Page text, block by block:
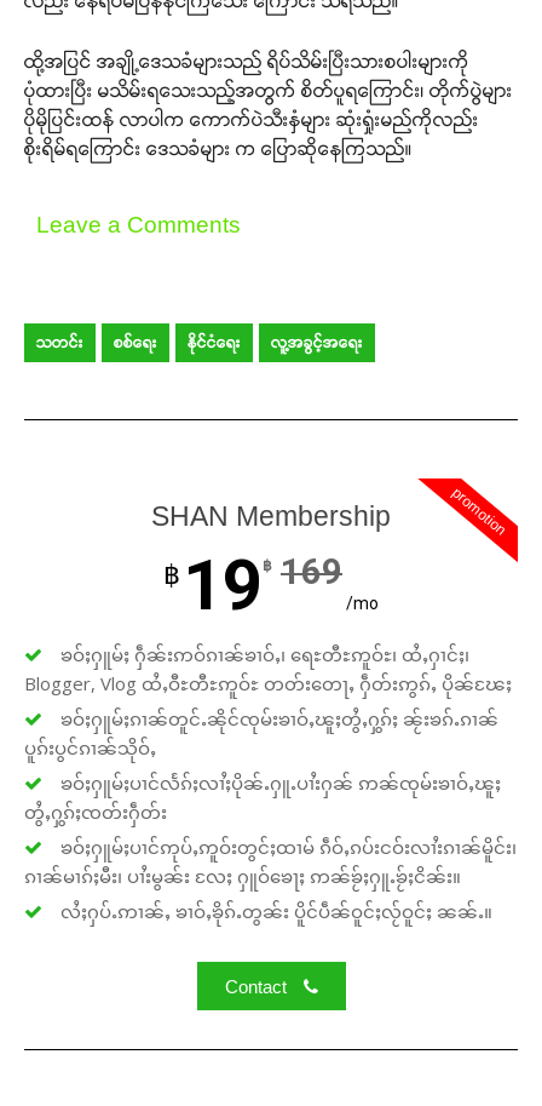
ထို့အပြင် အချို့ဒေသခံများသည် ရိပ်သိမ်းပြီးသားစပါးများကို
ပုံထားပြီး မသိမ်းရသေးသည့်အတွက် စိတ်ပူရကြောင်း၊ တိုက်ပွဲများ
ပိုမိုပြင်းထန် လာပါက ကောက်ပဲသီးနှံများ ဆုံးရှုံးမည်ကိုလည်း
စိုးရိမ်ရကြောင်း ဒေသခံများ က ပြောဆိုနေကြသည်။
Leave a Comments
သတင်း စစ်ရေး နိုင်ငံရေး လူ့အခွင့်အရေး
promotion
SHAN Membership
฿ 19 ฿ 169
/mo
ၶဝ်ႈႁူမ်ႈ ႁဵၼ်းဢဝ်ၵၢၼ်ၶၢဝ်ႇ၊ ရေႊတီႊဢူဝ်ႊ၊ ထႆႇႁၢင်ႈ၊
Blogger, Vlog ထႆႇဝီႊတီႊဢူဝ်ႊ တတ်းတေႃႇ ႁဵတ်းဢွၵ်ႇ ပိုၼ်ၽႄႈ
ၶဝ်ႈႁူမ်ႈၵၢၼ်တူင်ႉၼိုင်ၸုမ်းၶၢဝ်ႇၽူႈတွႆႇႁွၵ်ႈ ၼႂ်းၶၵ်ႉၵၢၼ်
ပူၵ်းပွင်ၵၢၼ်သိုဝ်ႇ
ၶဝ်ႈႁူမ်ႈပၢင်လႅၵ်ႈလၢႆႈပိုၼ်ႉႁူႉပၢႆးႁၼ် ဢၼ်ၸုမ်းၶၢဝ်ႇၽူႈ
တွႆႇႁွၵ်ႈၸတ်းႁဵတ်း
ၶဝ်ႈႁူမ်ႈပၢင်ဢုပ်ႇဢူဝ်းတွင်ႈထၢမ် ၵဵဝ်ႇၵပ်းငဝ်းလၢႆးၵၢၼ်မိူင်း၊
ၵၢၼ်မၢၵ်ႈမီး၊ ပၢႆးမွၼ်း လႄႈ ႁူဝ်ၶေႃႈ ဢၼ်ၶႂ်ႈႁူႉၶႂ်ႈငိၼ်း။
လႆႈႁပ်ႉဢၢၼ်ႇ ၶၢဝ်ႇၶိုၵ်ႉတွၼ်း ပိူင်ပဵၼ်ဝူင်ႈလႂ်ဝူင်ႈ ၼၼ်ႉ။
Contact